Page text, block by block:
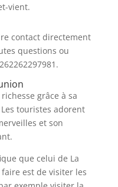
vient.
contact directement
questions ou
grâce à sa
touristes adorent
et son
que celui de La
est de visiter les